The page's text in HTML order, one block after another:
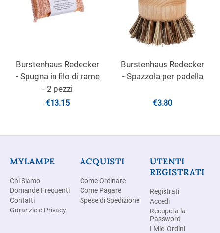
Burstenhaus Redecker
- Spugna in filo di rame
- 2 pezzi
€13.15
Burstenhaus Redecker
- Spazzola per padella
€3.80
MYLAMPE
Chi Siamo
Domande Frequenti
Contatti
Garanzie e Privacy
ACQUISTI
Come Ordinare
Come Pagare
Spese di Spedizione
UTENTI
REGISTRATI
Registrati
Accedi
Recupera la
Password
I Miei Ordini